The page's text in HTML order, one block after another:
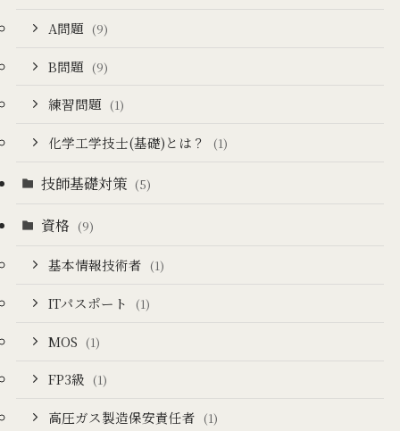
A問題 (9)
B問題 (9)
練習問題 (1)
化学工学技士(基礎)とは？ (1)
技師基礎対策 (5)
資格 (9)
基本情報技術者 (1)
ITパスポート (1)
MOS (1)
FP3級 (1)
高圧ガス製造保安責任者 (1)